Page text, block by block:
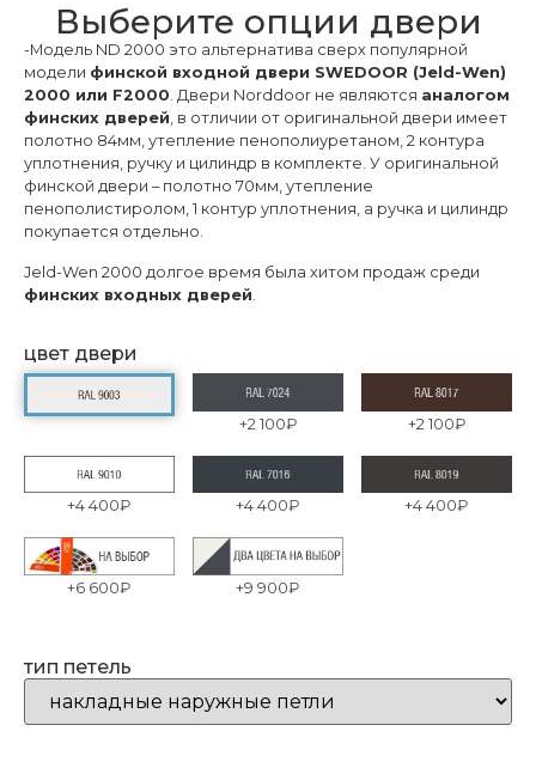
Выберите опции двери
-Модель ND 2000 это альтернатива сверх популярной
модели финской входной двери SWEDOOR (Jeld-Wen)
2000 или F2000. Двери Norddoor не являются аналогом
финских дверей, в отличии от оригинальной двери имеет
полотно 84мм, утепление пенополиуретаном, 2 контура
уплотнения, ручку и цилиндр в комплекте. У оригинальной
финской двери – полотно 70мм, утепление
пенополистиролом, 1 контур уплотнения, а ручка и цилиндр
покупается отдельно.
Jeld-Wen 2000 долгое время была хитом продаж среди
финских входных дверей
цвет двери
+2 100₽ +2 100₽
+4 400₽ +4 400₽ +4 400₽
+6 600₽ +9 900₽
тип петель